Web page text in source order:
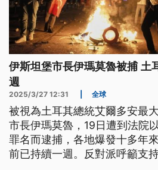
伊斯坦堡市長伊瑪莫魯被捕 土
週
2025/3/27 12:31 全球
被視為土耳其總統艾爾多安最
市長伊瑪莫魯，19日遭到法院
罪名而逮捕，各地爆發十多年
前已持續一週。反對派呼籲支